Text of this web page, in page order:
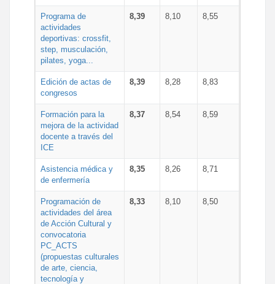
Programa de
actividades
deportivas: crossfit,
step, musculación,
pilates, yoga...
8,39 8,10 8,55
Edición de actas de
congresos
8,39 8,28 8,83
Formación para la
mejora de la actividad
docente a través del
ICE
8,37 8,54 8,59
Asistencia médica y
de enfermería
8,35 8,26 8,71
Programación de
actividades del área
de Acción Cultural y
convocatoria
PC_ACTS
(propuestas culturales
de arte, ciencia,
tecnología y
8,33 8,10 8,50